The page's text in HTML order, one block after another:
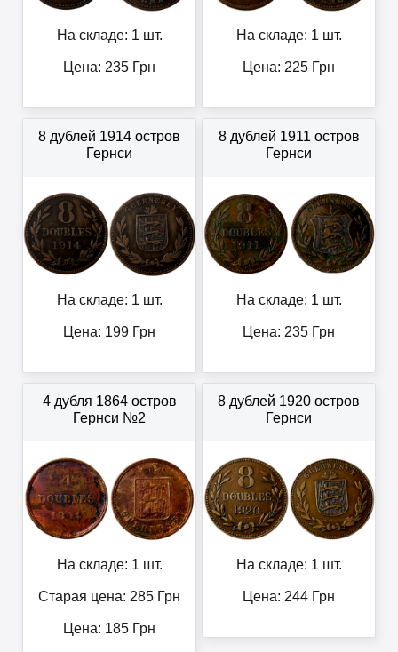
На складе: 1 шт.
Цена: 235 Грн
На складе: 1 шт.
Цена: 225 Грн
8 дублей 1914 остров
Гернси
На складе: 1 шт.
Цена: 199 Грн
8 дублей 1911 остров
Гернси
На складе: 1 шт.
Цена: 235 Грн
4 дубля 1864 остров
Гернси №2
На складе: 1 шт.
Старая цена: 285 Грн
Цена: 185 Грн
8 дублей 1920 остров
Гернси
На складе: 1 шт.
Цена: 244 Грн